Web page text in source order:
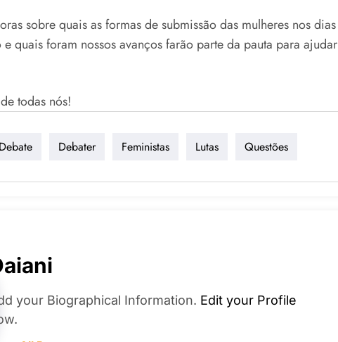
sobre quais as formas de submissão das mulheres nos dias
quais foram nossos avanços farão parte da pauta para ajudar
todas nós!
Debate Debater Feministas Lutas Questões
your Biographical Information. Edit your Profile